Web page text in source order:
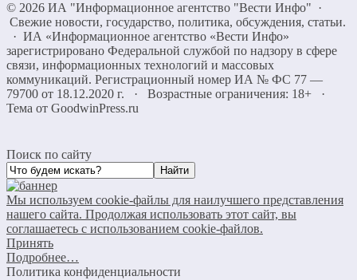
© 2026 ИА "Информационное агентство "Вести Инфо" ·
Свежие новости, государство, политика, обсуждения, статьи.
· ИА «Информационное агентство «Вести Инфо»
зарегистрировано Федеральной службой по надзору в сфере
связи, информационных технологий и массовых
коммуникаций. Регистрационный номер ИА № ФС 77 —
79700 от 18.12.2020 г. · Возрастные ограничения: 18+
·
Тема от GoodwinPress.ru
Поиск по сайту
Мы используем cookie-файлы для наилучшего представления
нашего сайта. Продолжая использовать этот сайт, вы
соглашаетесь с использованием cookie-файлов.
Принять
Подробнее…
Политика конфиденциальности